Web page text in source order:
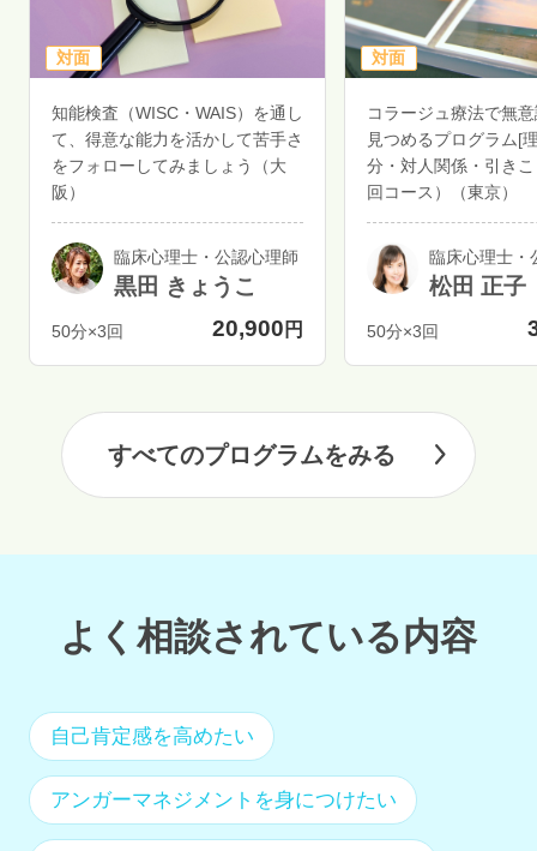
対面
知能検査（WISC・WAIS）を通し
て、得意な能力を活かして苦手さ
をフォローしてみましょう（大
阪）
臨床心理士・公認心理師
黒田 きょうこ
50分×3回 20,900 円
対面
コラージュ療法で無
見つめるプログラム[
分・対人関係・引き
回コース）（東京）
臨床心理士・
松田 正子
50分×3回
すべてのプログラムをみる
よく相談されている内容
自己肯定感を高めたい
アンガーマネジメントを身につけたい